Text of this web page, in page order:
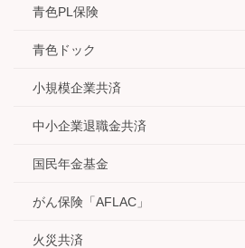
青色PL保険
青色ドック
小規模企業共済
中小企業退職金共済
国民年金基金
がん保険「AFLAC」
火災共済